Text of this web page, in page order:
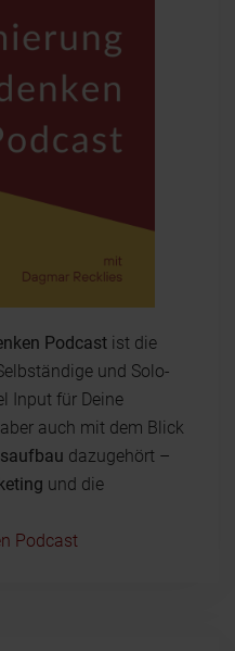
Podcast ist die
und Solo-
Input für Deine
, aber auch mit dem Blick
dazugehört –
und die
Podcast